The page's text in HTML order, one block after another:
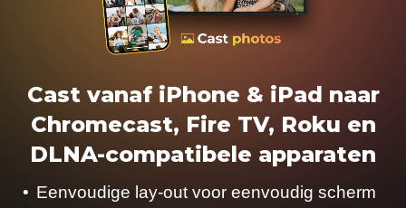
Cast vanaf iPhone & iPad naar
Chromecast, Fire TV, Roku en
DLNA-compatibele apparaten
Eenvoudige lay-out voor eenvoudig scherm